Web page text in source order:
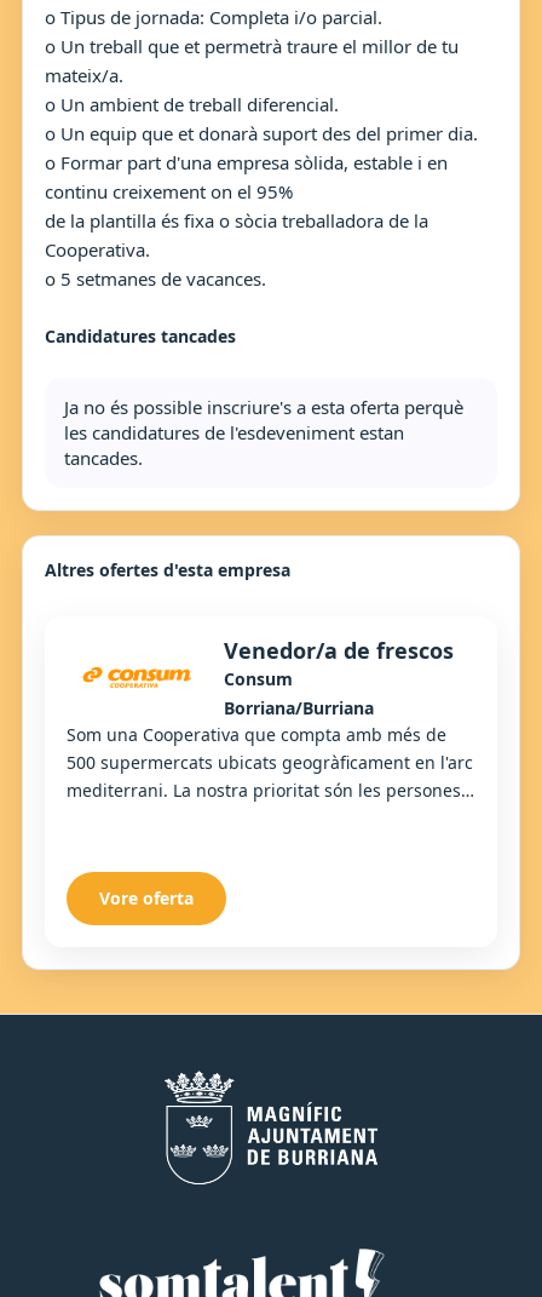
o Tipus de jornada: Completa i/o parcial.
o Un treball que et permetrà traure el millor de tu
mateix/a.
o Un ambient de treball diferencial.
o Un equip que et donarà suport des del primer dia.
o Formar part d'una empresa sòlida, estable i en
continu creixement on el 95%
de la plantilla és fixa o sòcia treballadora de la
Cooperativa.
o 5 setmanes de vacances.
Candidatures tancades
Ja no és possible inscriure's a esta oferta perquè
les candidatures de l'esdeveniment estan
tancades.
Altres ofertes d'esta empresa
Venedor/a de frescos
Consum
Borriana/Burriana
Som una Cooperativa que compta amb més de
500 supermercats ubicats geogràficament en l'arc
mediterrani. La nostra prioritat són les persones,
Vore oferta